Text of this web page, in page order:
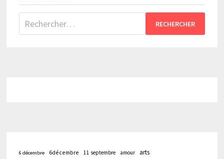
Rechercher :
6 décembre 6décembre 11 septembre amour arts